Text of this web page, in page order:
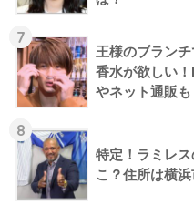
7
王様のブラン
香水が欲しい
やネット通販も
8
特定！ラミレ
こ？住所は横浜